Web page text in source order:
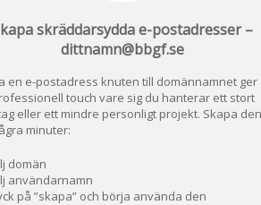
skräddarsydda e-postadresser –
dittnamn@bbgf.se
en e-postadress knuten till domännamnet ger
touch vare sig du hanterar ett stort
eller ett mindre personligt projekt. Skapa den
minuter:
domän
användarnamn
på ”skapa” och börja använda den